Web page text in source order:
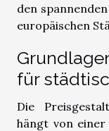
den
europäischen
für
Die
hängt von